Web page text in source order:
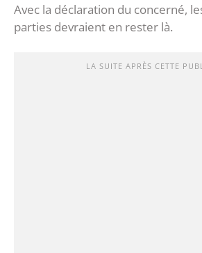
Avec la déclaration du concerné,
parties devraient en rester là.
LA SUITE APRÈS CETTE